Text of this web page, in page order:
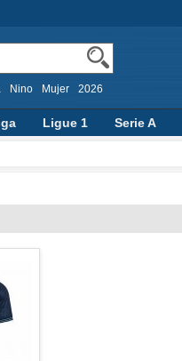
Nino Mujer 2026
Ligue 1 Serie A